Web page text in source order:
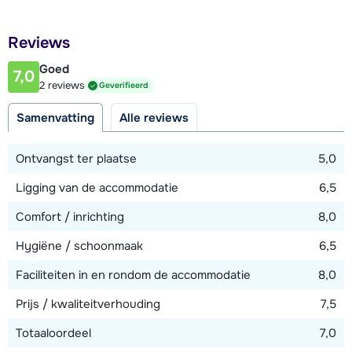
850 meter
Afstand tot piste
850 meter
200 meter
Bekijk kaart
Reviews
7,0 Goed
2 reviews Geverifieerd
Samenvatting Alle reviews
Ontvangst ter plaatse
5,0
Ligging van de accommodatie
6,5
Comfort / inrichting
8,0
Hygiëne / schoonmaak
6,5
Faciliteiten in en rondom de accommodatie
8,0
Prijs / kwaliteitverhouding
7,5
Totaaloordeel
7,0